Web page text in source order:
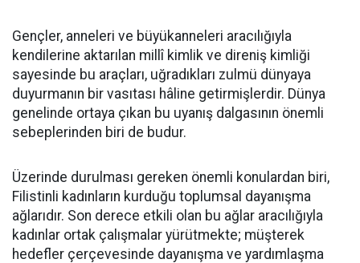
Gençler, anneleri ve büyükanneleri aracılığıyla
kendilerine aktarılan millî kimlik ve direniş kimliği
sayesinde bu araçları, uğradıkları zulmü dünyaya
duyurmanın bir vasıtası hâline getirmişlerdir. Dünya
genelinde ortaya çıkan bu uyanış dalgasının önemli
sebeplerinden biri de budur.
Üzerinde durulması gereken önemli konulardan biri,
Filistinli kadınların kurduğu toplumsal dayanışma
ağlarıdır. Son derece etkili olan bu ağlar aracılığıyla
kadınlar ortak çalışmalar yürütmekte; müşterek
hedefler çerçevesinde dayanışma ve yardımlaşma